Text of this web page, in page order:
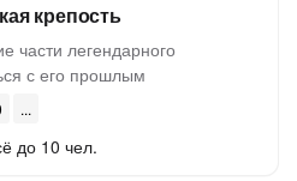
крепость
части легендарного
с его прошлым
до 10 чел.